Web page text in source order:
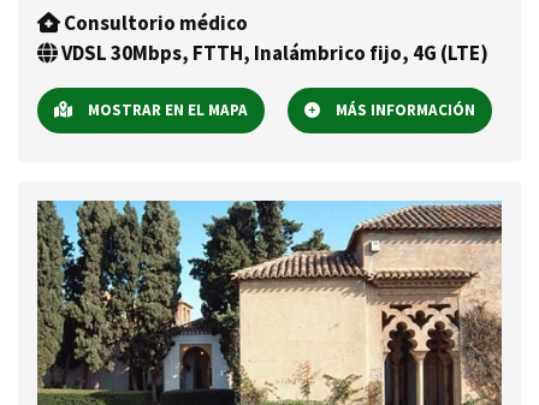
Consultorio médico
VDSL 30Mbps, FTTH, Inalámbrico fijo, 4G (LTE)
MOSTRAR EN EL MAPA MÁS INFORMACIÓN